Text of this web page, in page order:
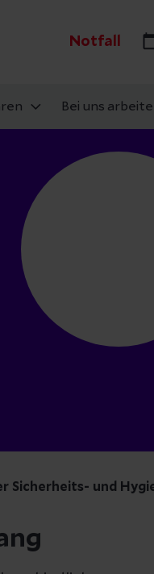
Notfall
Bei uns
Sicherheits- und